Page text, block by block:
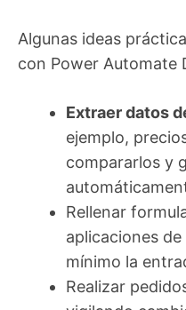
Algunas ideas
con Power Automate
Extraer datos
ejemplo,
compararlos y
Rellenar
aplicaciones
mínimo la
Realizar